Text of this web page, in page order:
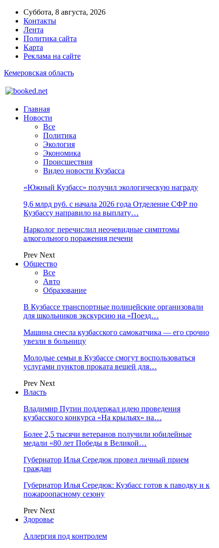
Суббота, 8 августа, 2026
Контакты
Лента
Политика сайта
Карта
Реклама на сайте
Кемеровская область
Главная
Новости
Все
Политика
Экология
Экономика
Происшествия
Видео новости Кузбасса
«Южный Кузбасс» получил экологическую награду
9,6 млрд руб. с начала 2026 года Отделение СФР по
Кузбассу направило на выплату…
Нарколог перечислил неочевидные симптомы
алкогольного поражения печени
Prev Next
Общество
Все
Авто
Образование
В Кузбассе транспортные полицейские организовали
для школьников экскурсию на «Поезд…
Машина снесла кузбасского самокатчика — его срочно
увезли в больницу
Молодые семьи в Кузбассе смогут воспользоваться
услугами пунктов проката вещей для…
Prev Next
Власть
Владимир Путин поддержал идею проведения
кузбасского конкурса «На крыльях» на…
Более 2,5 тысячи ветеранов получили юбилейные
медали «80 лет Победы в Великой…
Губернатор Илья Середюк провел личный прием
граждан
Губернатор Илья Середюк: Кузбасс готов к паводку и к
пожароопасному сезону
Prev Next
Здоровье
Аллергия под контролем